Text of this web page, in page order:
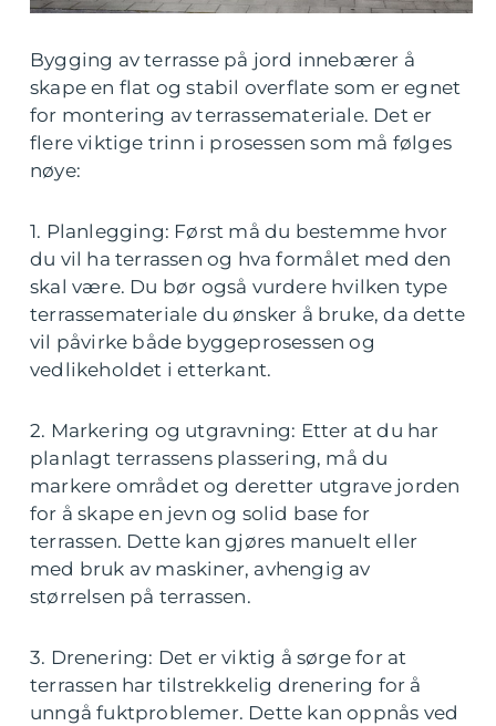
Bygging av terrasse på jord innebærer å
skape en flat og stabil overflate som er egnet
for montering av terrassemateriale. Det er
flere viktige trinn i prosessen som må følges
nøye:
1. Planlegging: Først må du bestemme hvor
du vil ha terrassen og hva formålet med den
skal være. Du bør også vurdere hvilken type
terrassemateriale du ønsker å bruke, da dette
vil påvirke både byggeprosessen og
vedlikeholdet i etterkant.
2. Markering og utgravning: Etter at du har
planlagt terrassens plassering, må du
markere området og deretter utgrave jorden
for å skape en jevn og solid base for
terrassen. Dette kan gjøres manuelt eller
med bruk av maskiner, avhengig av
størrelsen på terrassen.
3. Drenering: Det er viktig å sørge for at
terrassen har tilstrekkelig drenering for å
unngå fuktproblemer. Dette kan oppnås ved